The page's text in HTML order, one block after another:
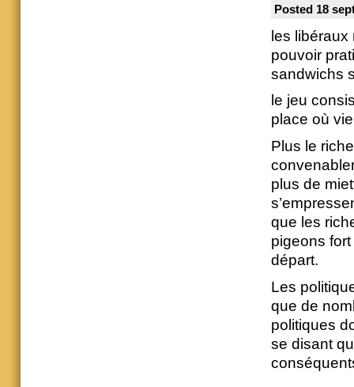
Posted 18
les libéraux
pouvoir
sandwichs
le jeu
place où
Plus le
plus de
que les
pigeons
départ.
Les
que de
politiques
se disant